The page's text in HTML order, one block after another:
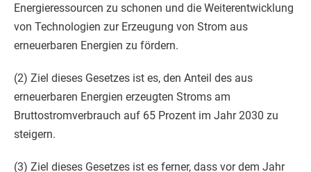
Energieressourcen zu schonen und die Weiterentwicklung
von Technologien zur Erzeugung von Strom aus
erneuerbaren Energien zu fördern.
(2) Ziel dieses Gesetzes ist es, den Anteil des aus
erneuerbaren Energien erzeugten Stroms am
Bruttostromverbrauch auf 65 Prozent im Jahr 2030 zu
steigern.
(3) Ziel dieses Gesetzes ist es ferner, dass vor dem Jahr